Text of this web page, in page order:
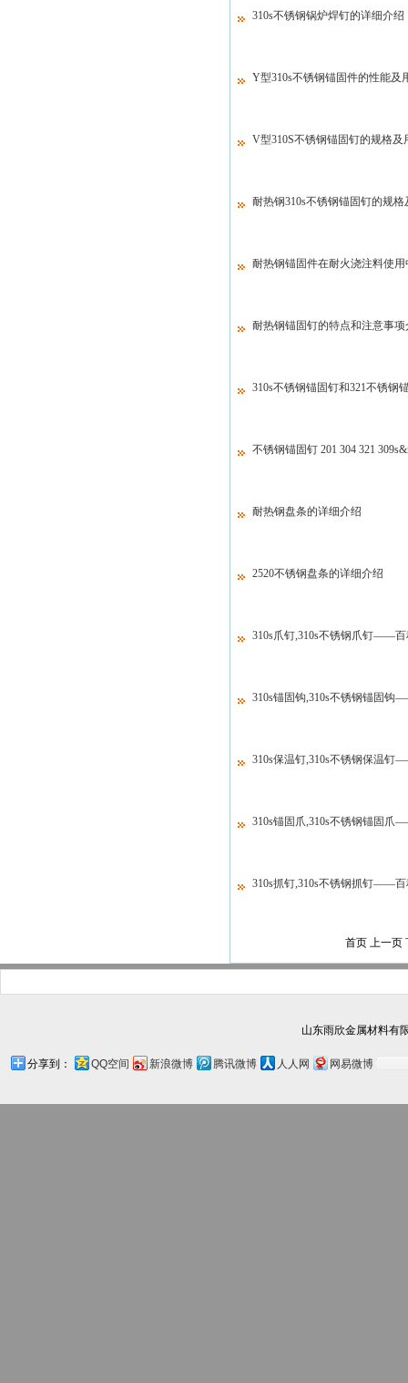
310s不锈钢锅炉焊钉的详细介绍
Y型310s不锈钢锚固件的性能及
V型310S不锈钢锚固钉的规格及
耐热钢310s不锈钢锚固钉的规
耐热钢锚固件在耐火浇注料使
耐热钢锚固钉的特点和注意事项
310s不锈钢锚固钉和321不锈钢
不锈钢锚固钉 201 304 321
耐热钢盘条的详细介绍
2520不锈钢盘条的详细介绍
310s爪钉,310s不锈钢爪钉——百
310s锚固钩,310s不锈钢锚固钩
310s保温钉,310s不锈钢保温钉
310s锚固爪,310s不锈钢锚固爪
310s抓钉,310s不锈钢抓钉——百
首页 上一页
山东雨欣金属材料有
分享到： QQ空间 新浪微博 腾讯微博 人人网 网易微博